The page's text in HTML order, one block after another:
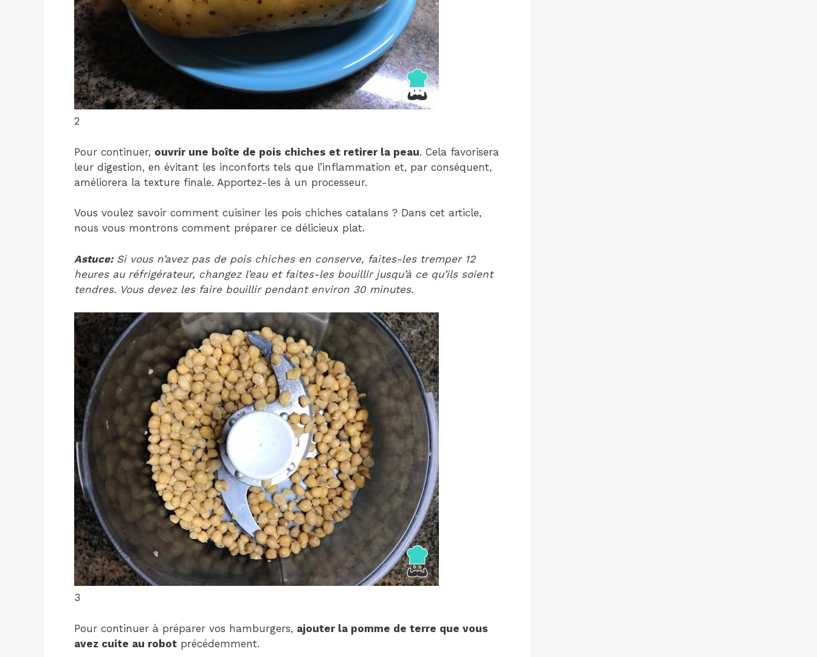
2
Pour continuer, ouvrir une boîte de pois chiches et retirer la peau. Cela favorisera
leur digestion, en évitant les inconforts tels que l’inflammation et, par conséquent,
améliorera la texture finale. Apportez-les à un processeur.
Vous voulez savoir comment cuisiner les pois chiches catalans ? Dans cet article,
nous vous montrons comment préparer ce délicieux plat.
Astuce:Si vous n’avez pas de pois chiches en conserve, faites-les tremper 12
heures au réfrigérateur, changez l’eau et faites-les bouillir jusqu’à ce qu’ils soient
tendres. Vous devez les faire bouillir pendant environ 30 minutes.
3
Pour continuer à préparer vos hamburgers, ajouter la pomme de terre que vous
avez cuite au robot précédemment.